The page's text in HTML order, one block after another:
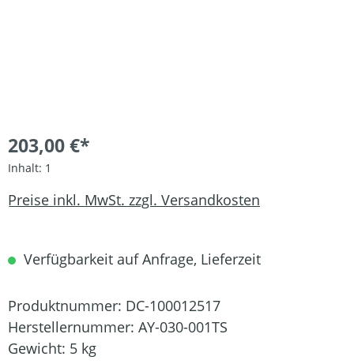
203,00 €*
Inhalt: 1
Preise inkl. MwSt. zzgl. Versandkosten
Verfügbarkeit auf Anfrage, Lieferzeit
Produktnummer: DC-100012517
Herstellernummer: AY-030-001TS
Gewicht: 5 kg